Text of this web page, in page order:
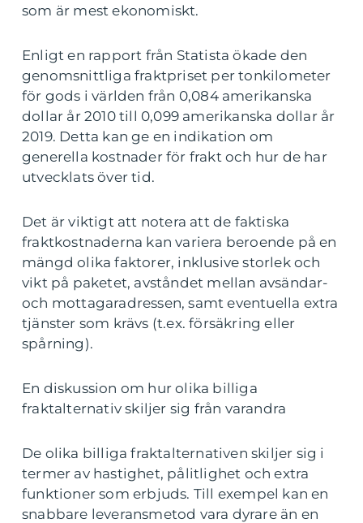
som är mest ekonomiskt.
Enligt en rapport från Statista ökade den
genomsnittliga fraktpriset per tonkilometer
för gods i världen från 0,084 amerikanska
dollar år 2010 till 0,099 amerikanska dollar år
2019. Detta kan ge en indikation om
generella kostnader för frakt och hur de har
utvecklats över tid.
Det är viktigt att notera att de faktiska
fraktkostnaderna kan variera beroende på en
mängd olika faktorer, inklusive storlek och
vikt på paketet, avståndet mellan avsändar-
och mottagaradressen, samt eventuella extra
tjänster som krävs (t.ex. försäkring eller
spårning).
En diskussion om hur olika billiga
fraktalternativ skiljer sig från varandra
De olika billiga fraktalternativen skiljer sig i
termer av hastighet, pålitlighet och extra
funktioner som erbjuds. Till exempel kan en
snabbare leveransmetod vara dyrare än en